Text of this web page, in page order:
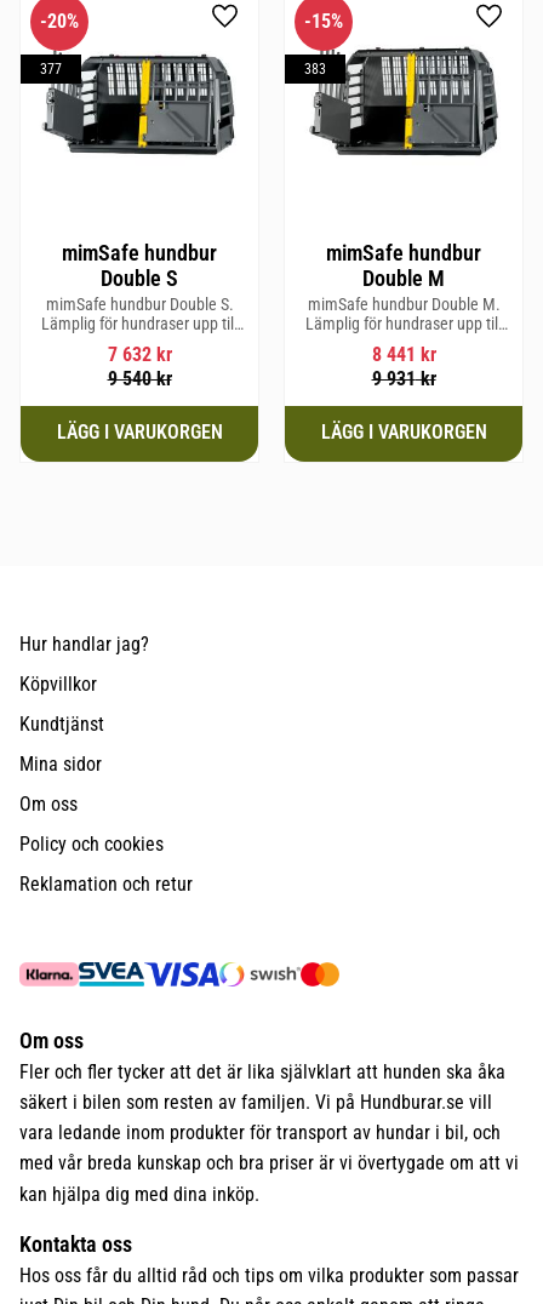
mimSafe hundbur
Double S
mimSafe hundbur Double S.
Lämplig för hundraser upp till
52 cm i mankhöjd.
7 632kr
9 540kr
20%
377
Lägg till i favoriter
mimSafe hundbur
Double M
mimSafe hundbur Double M.
Lämplig för hundraser upp till
58 cm i mankhöjd.
8 441 kr
9 931kr
15%
383
Lägg
Hur handlar jag?
Köpvillkor
Kundtjänst
Mina sidor
Om oss
Policy och cookies
Reklamation och retur
Om oss
Fler och fler tycker att det är lika självklart att hunden ska åka
säkert i bilen som resten av familjen. Vi på Hundburar.se vill
vara ledande inom produkter för transport av hundar i bil, och
med vår breda kunskap och bra priser är vi övertygade om att vi
kan hjälpa dig med dina inköp.
Kontakta oss
Hos oss får du alltid råd och tips om vilka produkter som passar